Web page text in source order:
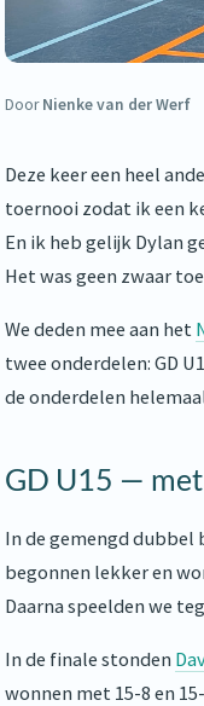
DoorNienke van der Werf
Deze keer een heel
toernooi zodat ik een
En ik heb gelijk Dylan
Het was geen zwaar
We deden mee aan het
twee onderdelen: GD
de onderdelen
GD U15 — met
In de gemengd dubbel
begonnen lekker en
Daarna speelden we
In de finale stonden
wonnen met 15-8 en